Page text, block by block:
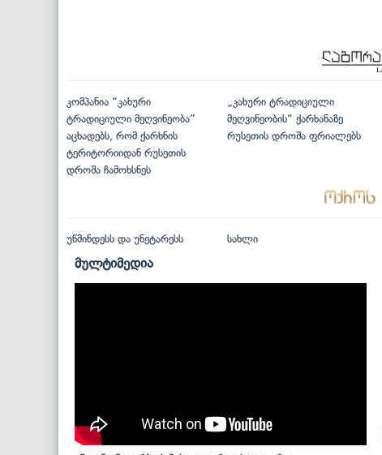
კომპანია “კახური
ტრადიციული მეღვინეობა”
აცხადებს, რომ ქარხნის
ტერიტორიიდან რუსეთის
დროშა ჩამოხსნეს
„კახური ტრადიციული
მეღვინეობის“ ქარხანაზე
რუსეთის დროშა ფრიალებს
უწმინდესს და უნეტარესს სახლი
მულტიმედია